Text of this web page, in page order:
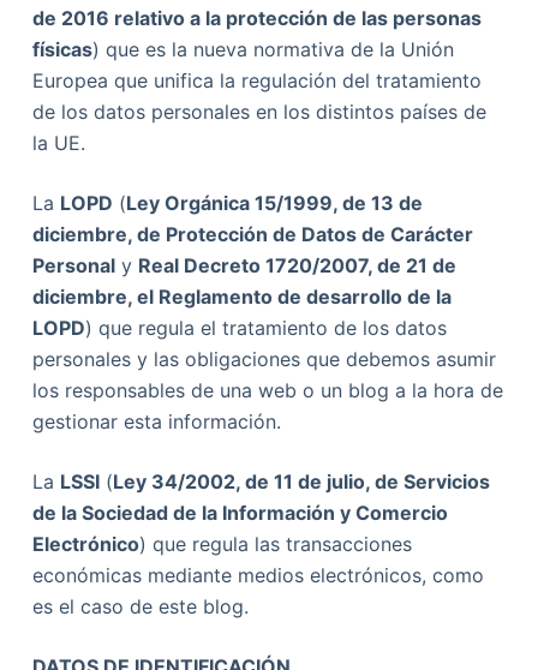
de 2016 relativo a la protección de las personas
físicas) que es la nueva normativa de la Unión
Europea que unifica la regulación del tratamiento
de los datos personales en los distintos países de
la UE.
La LOPD (Ley Orgánica 15/1999, de 13 de
diciembre, de Protección de Datos de Carácter
Personaly Real Decreto 1720/2007, de 21 de
diciembre, el Reglamento de desarrollo de la
LOPD) que regula el tratamiento de los datos
personales y las obligaciones que debemos asumir
los responsables de una web o un blog a la hora de
gestionar esta información.
La LSSI(Ley 34/2002, de 11 de julio, de Servicios
de la Sociedad de la Información y Comercio
Electrónico) que regula las transacciones
económicas mediante medios electrónicos, como
es el caso de este blog.